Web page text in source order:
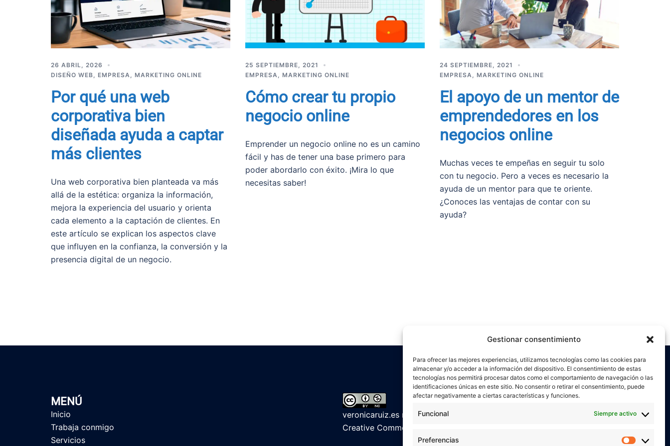
Gestionar consentimiento
Para ofrecer las mejores experiencias, utilizamos tecnologías como las cookies para
almacenar y/o acceder a la información del dispositivo. El consentimiento de estas
tecnologías nos permitirá procesar datos como el comportamiento de navegación o las
identificaciones únicas en este sitio. No consentir o retirar el consentimiento, puede
afectar negativamente a ciertas características y funciones.
Funcional Siempre activo
Preferencias
26 ABRIL, 2026
DISEÑO WEB
EMPRESA MARKETING ONLINE
Por qué una web
corporativa bien
diseñada ayuda a captar
más clientes
Una web corporativa bien planteada va más
allá de la estética: organiza la información,
mejora la experiencia del usuario y orienta
cada elemento a la captación de clientes. En
este artículo se explican los aspectos clave
que influyen en la confianza, la conversión y la
presencia digital de un negocio.
25 SEPTIEMBRE, 2021
EMPRESA
MARKETING ONLINE
Cómo crear tu propio
negocio online
Emprender un negocio online no es un camino
fácil y has de tener una base primero para
poder abordarlo con éxito. ¡Mira lo que
necesitas saber!
24 SEPTIEMBRE, 2021
EMPRESA
MARKETING ONLINE
El apoyo de un mentor de
emprendedores en los
negocios online
Muchas veces te empeñas en seguir tu solo
con tu negocio. Pero a veces es necesario la
ayuda de un mentor para que te oriente.
¿Conoces las ventajas de contar con su
ayuda?
MENÚ
Inicio
Trabaja conmigo
Servicios
veronicaruiz.es realizada por
licencia de
Creative Commons Reconocimiento-NoComercial 4.0 Internacional